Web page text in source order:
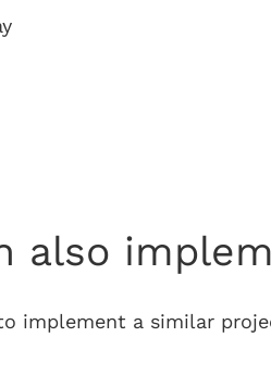
also
implement a similar